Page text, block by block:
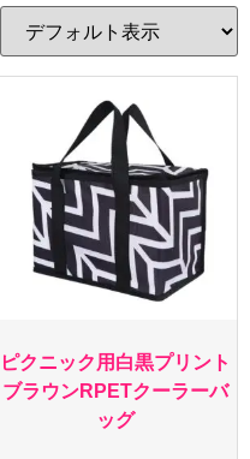
ピクニック用白黒プリント
ブラウンrPETクーラーバ
ッグ